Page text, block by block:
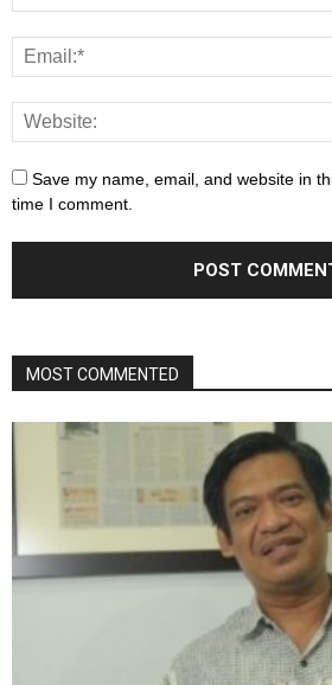
Save my name, email, and website in
time I comment.
MOST COMMENTED